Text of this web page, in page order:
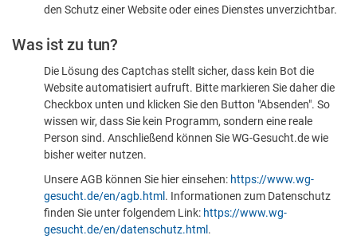
sind
den Schutz einer Website oder eines Dienstes unverzichtbar.
Was ist zu tun?
Die Lösung des Captchas stellt sicher, dass kein Bot die
Website automatisiert aufruft. Bitte markieren Sie daher die
Checkbox unten und klicken Sie den Button "Absenden". So
wissen wir, dass Sie kein Programm, sondern eine reale
Person sind. Anschließend können Sie WG-Gesucht.de wie
bisher weiter nutzen.
Unsere AGB können Sie hier einsehen: https://www.wg-
gesucht.de/en/agb.html . Informationen zum Datenschutz
finden Sie unter folgendem Link: https://www.wg-
gesucht.de/en/datenschutz.html .